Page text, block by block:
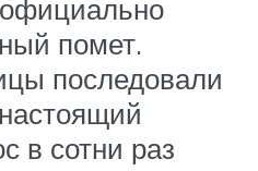
помет.
последовали
в сотни раз